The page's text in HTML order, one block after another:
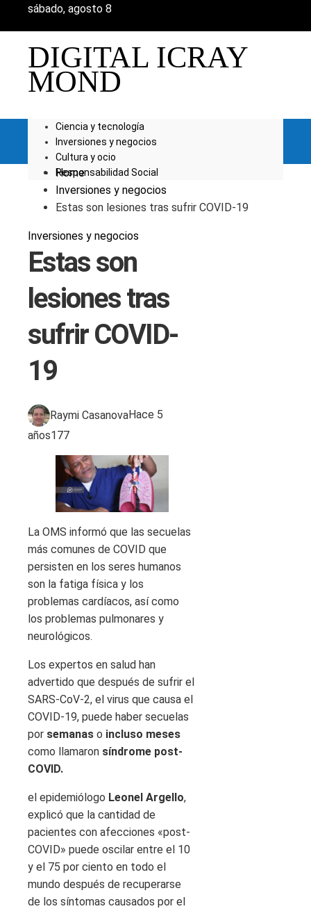
sábado, agosto 8
DIGITAL ICRAY
MOND
Ciencia y tecnología
Inversiones y negocios
Cultura y ocio
Responsabilidad Social
Home
Inversiones y negocios
Estas son lesiones tras sufrir COVID-19
Inversiones y negocios
Estas son
lesiones tras
sufrir COVID-
19
Raymi CasanovaHace 5
años177
La OMS informó que las secuelas
más comunes de COVID que
persisten en los seres humanos
son la fatiga física y los
problemas cardíacos, así como
los problemas pulmonares y
neurológicos.
Los expertos en salud han
advertido que después de sufrir el
SARS-CoV-2, el virus que causa el
COVID-19, puede haber secuelas
por semanas o incluso meses
como llamaron síndrome post-
COVID.
el epidemiólogo Leonel Argello,
explicó que la cantidad de
pacientes con afecciones «post-
COVID» puede oscilar entre el 10
y el 75 por ciento en todo el
mundo después de recuperarse
de los síntomas causados ​​por el